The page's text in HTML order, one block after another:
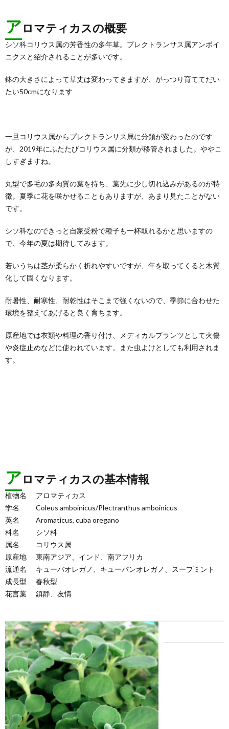
ア ロマティカスの概要
シソ科コリウス属の芳香性の多年草。プレクトランサス属アンボイ
ニクスと紹介されることが多いです。
鉢の大きさによって草丈は変わってきますが、がっつり育ててだい
たい50cmになります
一旦コリウス属からプレクトランサス属に分類が変わったのです
が、2019年にふたたびコリウス属に分類が移管されました。ややこ
しすぎますね。
丸型で多毛の多肉質の葉を持ち、葉先に少し切れ込みがあるのが特
徴。夏季に花を咲かせることもありますが、あまり見たことがない
です。
シソ科なのできっと自家受粉で種子も一杯取れるかと思いますの
で、今年の夏は期待してみます。
若いうちは茎が柔らかく折れやすいですが、年を取ってくると木質
化して固くなります。
耐暑性、耐寒性、耐乾性はそこまで強くないので、季節に合わせた
環境を整えてあげると良く育ちます。
原産地では衣類や料理の香り付け、メディカルプランツとして火傷
や炎症止めなどに使われています。また虫よけとしても利用されま
す。
ア ロマティカスの基本情報
植物名
アロマティカス
学名
Coleus amboinicus/Plectranthus amboinicus
英名
Aromaticus, cuba oregano
科名
シソ科
属名
コリウス属
原産地
東南アジア、インド、南アフリカ
流通名
キューバオレガノ、キューバンオレガノ、スープミント
成長型
春秋型
花言葉
鎮静、友情